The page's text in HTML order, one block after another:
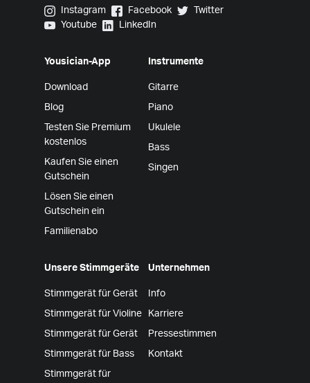
Yousician on Instagram
Instagram Yousician on Facebook
Facebook Yousician on Twitter
Twitter
Yousician on Youtube
Youtube Yousician on LinkedIn
LinkedIn
Yousician-App
Download
Blog
Testen Sie Premium
kostenlos
Kaufen Sie einen
Gutschein
Lösen Sie einen
Gutschein ein
Familienabo
Instrumente
Gitarre
Piano
Ukulele
Bass
Singen
Unsere Stimmgeräte
Stimmgerät für Gerät
Stimmgerät für Violine
Stimmgerät für Gerät
Stimmgerät für Bass
Stimmgerät für
Unternehmen
Info
Karriere
Pressestimmen
Kontakt